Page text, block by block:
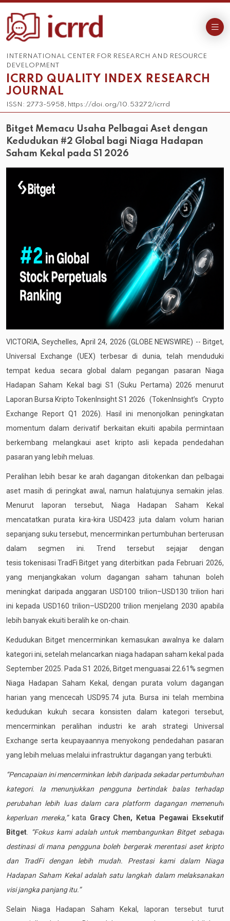
INTERNATIONAL CENTER FOR RESEARCH AND RESOURCE
DEVELOPMENT
ICRRD QUALITY INDEX RESEARCH
JOURNAL
ISSN: 2773-5958, https://doi.org/10.53272/icrrd
Bitget Memacu Usaha Pelbagai Aset dengan
Kedudukan #2 Global bagi Niaga Hadapan
Saham Kekal pada S1 2026
VICTORIA, Seychelles, April 24, 2026(GLOBE NEWSWIRE) -- Bitget,
Universal Exchange (UEX) terbesar di dunia, telah menduduki
tempat kedua secara global dalam pegangan pasaran Niaga
Hadapan Saham Kekal bagi S1 (Suku Pertama) 2026 menurut
Laporan Bursa Kripto TokenInsight S1 2026 (TokenInsight’s Crypto
Exchange Report Q1 2026). Hasil ini menonjolkan peningkatan
momentum dalam derivatif berkaitan ekuiti apabila permintaan
berkembang melangkaui aset kripto asli kepada pendedahan
pasaran yang lebih meluas.
Peralihan lebih besar ke arah dagangan ditokenkan dan pelbagai
aset masih di peringkat awal, namun halatujunya semakin jelas.
Menurut laporan tersebut, Niaga Hadapan Saham Kekal
mencatatkan purata kira-kira USD423 juta dalam volum harian
sepanjang suku tersebut, mencerminkan pertumbuhan berterusan
dalam segmen ini. Trend tersebut sejajar dengan
tesis tokenisasi TradFi Bitget yang diterbitkan pada Februari 2026,
yang menjangkakan volum dagangan saham tahunan boleh
meningkat daripada anggaran USD100 trilion–USD130 trilion hari
ini kepada USD160 trilion–USD200 trilion menjelang 2030 apabila
lebih banyak ekuiti beralih ke on-chain.
Kedudukan Bitget mencerminkan kemasukan awalnya ke dalam
kategori ini, setelah melancarkan niaga hadapan saham kekal pada
September 2025. Pada S1 2026, Bitget menguasai 22.61% segmen
Niaga Hadapan Saham Kekal, dengan purata volum dagangan
harian yang mencecah USD95.74 juta. Bursa ini telah membina
kedudukan kukuh secara konsisten dalam kategori tersebut,
mencerminkan peralihan industri ke arah strategi Universal
Exchange serta keupayaannya menyokong pendedahan pasaran
yang lebih meluas melalui infrastruktur dagangan yang terbukti.
“Pencapaian ini mencerminkan lebih daripada sekadar pertumbuhan
kategori. Ia menunjukkan pengguna bertindak balas terhadap
perubahan lebih luas dalam cara platform dagangan memenuhi
keperluan mereka,”kata Gracy Chen, Ketua Pegawai Eksekutif
Bitget. “Fokus kami adalah untuk membangunkan Bitget sebagai
destinasi di mana pengguna boleh bergerak merentasi aset kripto
dan TradFi dengan lebih mudah. Prestasi kami dalam Niaga
Hadapan Saham Kekal adalah satu langkah dalam melaksanakan
visi jangka panjang itu.”
Selain Niaga Hadapan Saham Kekal, laporan tersebut turut